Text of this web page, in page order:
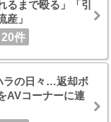
まで殴る」「引
産」
20件
ラの日々…返却ボ
AVコーナーに連